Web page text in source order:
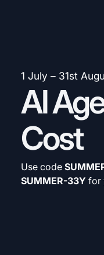
1 July – 31st
AI
Cost
Use code
SUMMER-33Y for